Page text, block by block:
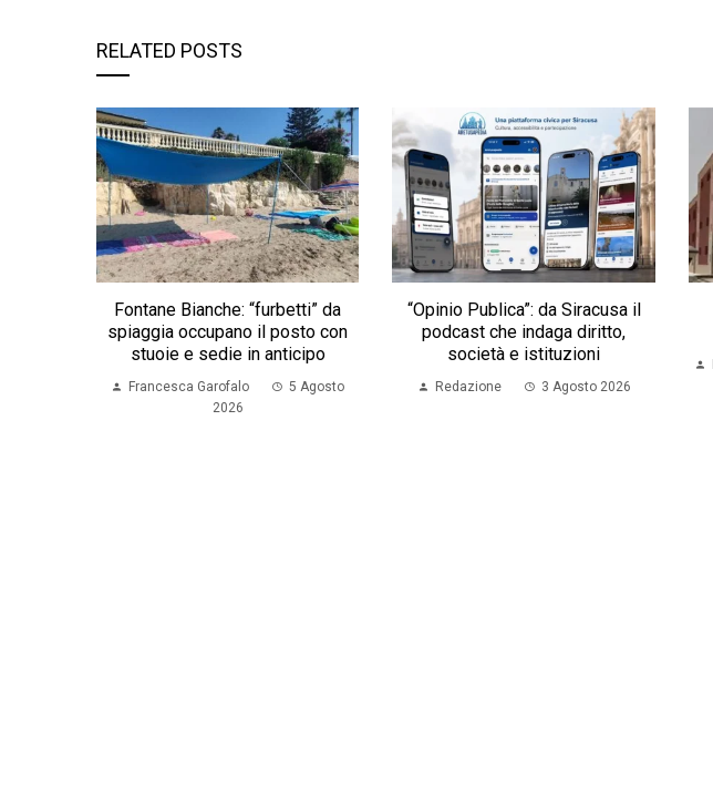
RELATED POSTS
Fontane Bianche: “furbetti” da
spiaggia occupano il posto con
stuoie e sedie in anticipo
Francesca Garofalo
5 Agosto
2026
“Opinio Publica”: da Siracusa il
podcast che indaga diritto,
società e istituzioni
Redazione 3 Agosto 2026